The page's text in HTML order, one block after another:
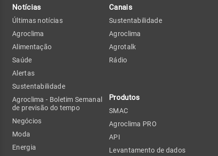
Notícias
Últimas notícias
Agroclima
Alimentação
Saúde
Alertas
Sustentabilidade
Agroclima - Boletim Semanal
de previsão do tempo
Negócios
Moda
Energia
Canais
Sustentabilidade
Agroclima
Agrotalk
Rádio
Produtos
SMAC
Agroclima PRO
API
Levantamento de dados